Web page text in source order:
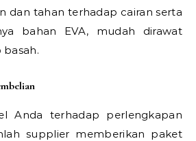
dan tahan terhadap cairan serta
bahan EVA, mudah dirawat
Anda terhadap perlengkapan
supplier memberikan paket